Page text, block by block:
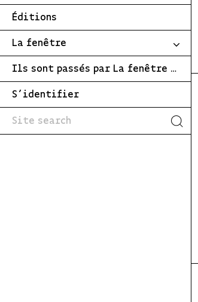
Éditions
La fenêtre
Ils sont passés par La fenêtre …
S’identifier